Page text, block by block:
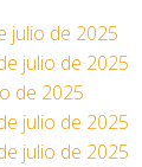
julio de 2025
julio de 2025
de 2025
julio de 2025
julio de 2025